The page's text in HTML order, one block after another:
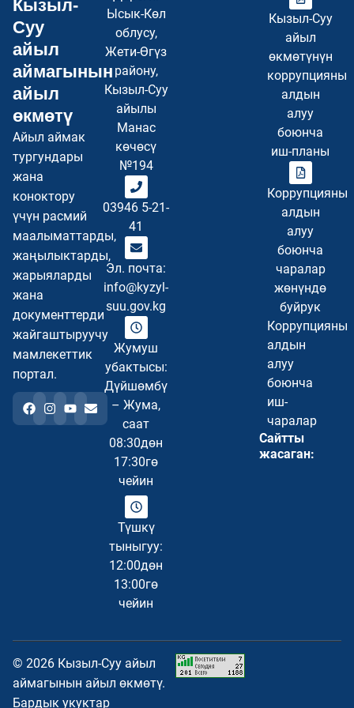
Кызыл-
Суу
айыл
аймагынын
айыл
өкмөтү
Айыл аймак
тургундары
жана
коноктору
үчүн расмий
маалыматтарды,
жаңылыктарды,
жарыяларды
жана
документтерди
жайгаштыруучу
мамлекеттик
портал.
Ысык-Көл
облусу,
Жети-Өгүз
району,
Кызыл-Суу
айылы
Манас
көчөсү
№194
03946 5-21-
41
Эл. почта:
info@kyzyl-
suu.gov.kg
Жумуш
убактысы:
Дүйшөмбү
– Жума,
саат
08:30дөн
17:30гө
чейин
Түшкү
тыныгуу:
12:00дөн
13:00гө
чейин
Кызыл-Суу
айыл
өкмөтүнүн
коррупцияны
алдын
алуу
боюнча
иш-планы
Коррупцияны
алдын
алуу
боюнча
чаралар
жөнүндө
буйрук
Коррупцияны
алдын
алуу
боюнча
иш-
чаралар
Сайтты
жасаган:
© 2026 Кызыл-Суу айыл
аймагынын айыл өкмөтү.
Бардык укуктар